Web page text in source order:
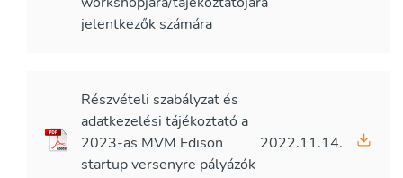
jelentkezők számára
Részvételi szabályzat és
adatkezelési tájékoztató a
2023-as MVM Edison
startup versenyre pályázók
2022.11.14.